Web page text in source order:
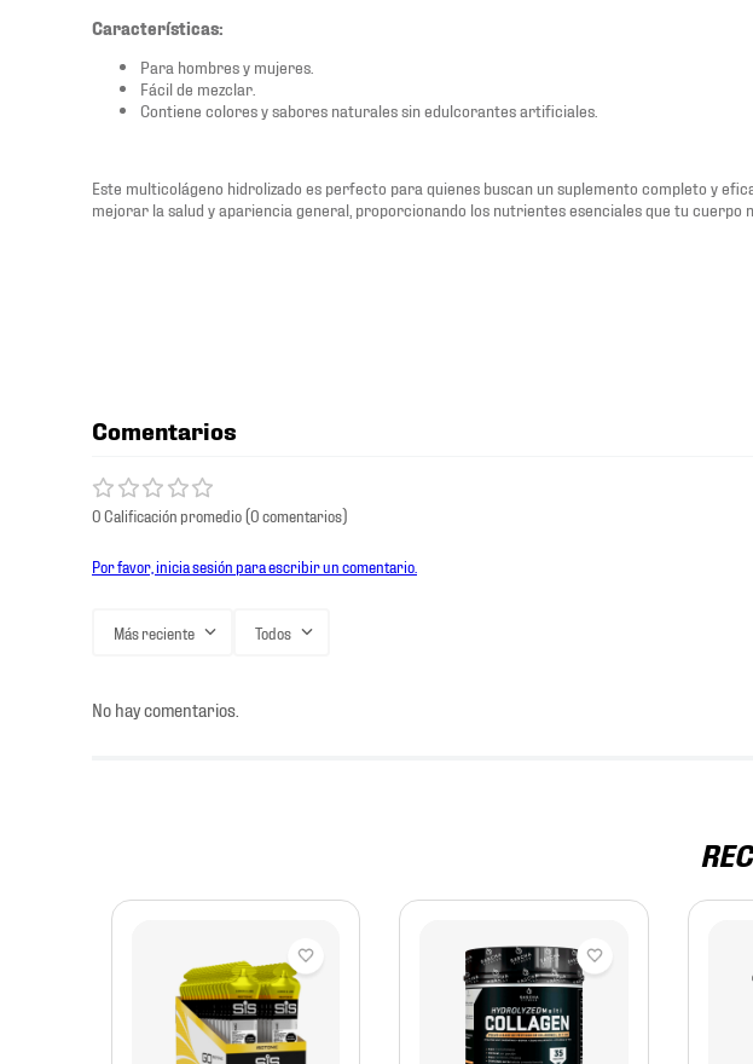
Características:
Para hombres y mujeres.
Fácil de mezclar.
Contiene colores y sabores naturales sin edulcorantes artificiales.
Este multicolágeno hidrolizado es perfecto para quienes buscan un suplemento completo y
mejorar la salud y apariencia general, proporcionando los nutrientes esenciales que tu cuerpo
Comentarios
0 Calificación promedio(0 comentarios)
Por favor, inicia sesión para escribir un comentario.
Más reciente Todos
No hay comentarios.